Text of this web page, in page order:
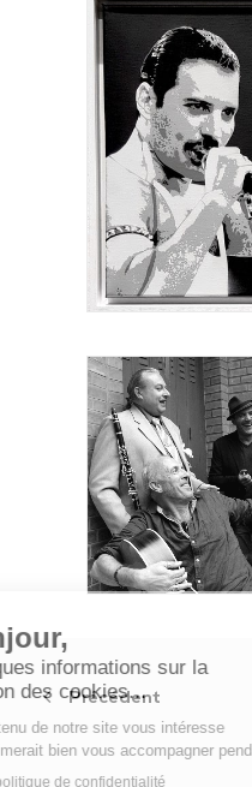
Précédent